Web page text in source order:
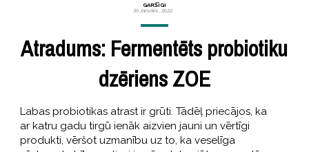
GARŠĪGI
20 Janvāris, 2022
Atradums: Fermentēts probiotiku
dzēriens ZOE
Labas probiotikas atrast ir grūti. Tādēļ priecājos, ka
ar katru gadu tirgū ienāk aizvien jauni un vērtīgi
produkti, vēršot uzmanību uz to, ka veselīga